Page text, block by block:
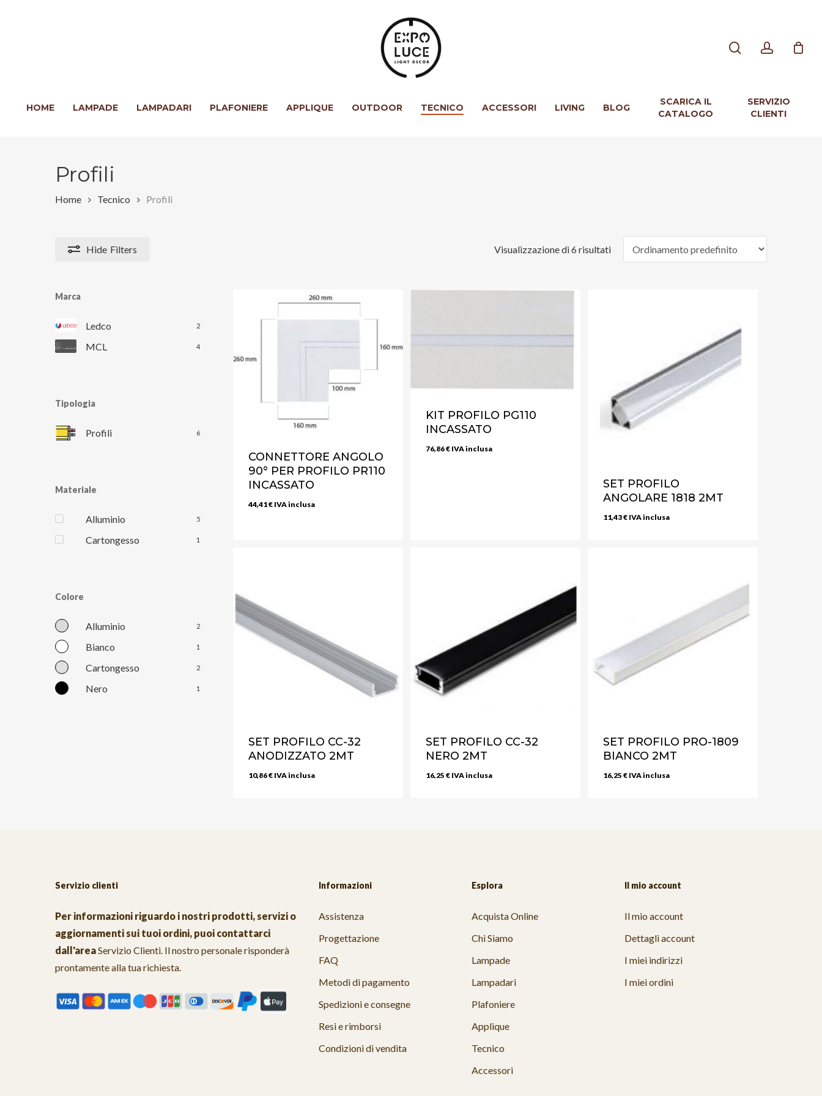
Clicca INVIO per cercare o ESC per chiudere
HOME LAMPADE LAMPADARI PLAFONIERE APPLIQUE OUTDOOR TECNICO ACCESSORI LIVING BLOG
SCARICA IL
CATALOGO
SERVIZIO
CLIENTI
Profili
Home Tecnico Profili
Hide Filters Visualizzazione di 6 risultati
Marca
Ledco 2
MCL 4
Tipologia
Profili 6
Materiale
Alluminio 5
Cartongesso 1
Colore
Alluminio 2
Bianco 1
Cartongesso 2
Nero 1
CONNETTORE ANGOLO
90° PER PROFILO PR110
INCASSATO
44,41€ IVA inclusa
KIT PROFILO PG110
INCASSATO
76,86€ IVA inclusa
SET PROFILO
ANGOLARE 1818 2MT
11,43€ IVA inclusa
SET PROFILO CC-32
ANODIZZATO 2MT
10,86€ IVA inclusa
SET PROFILO CC-32
NERO 2MT
16,25 € IVA inclusa
SET PROFILO PRO-1809
BIANCO 2MT
16,25 € IVA inclusa
Servizio clienti
Per informazioni riguardo i nostri prodotti, servizi o
aggiornamenti sui tuoi ordini, puoi contattarci
dall'areaServizio Clienti. Il nostro personale risponderà
prontamente alla tua richiesta.
Informazioni
Assistenza
Progettazione
FAQ
Metodi di pagamento
Spedizioni e consegne
Resi e rimborsi
Condizioni di vendita
Esplora
Acquista Online
Chi Siamo
Lampade
Lampadari
Plafoniere
Applique
Tecnico
Accessori
Il mio account
Il mio account
Dettagli account
I miei indirizzi
I miei ordini